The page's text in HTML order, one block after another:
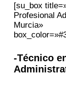
[su_box
Profesional
Murcia»
-Técnico